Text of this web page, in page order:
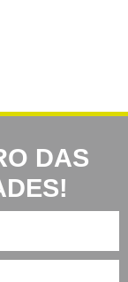
DAS